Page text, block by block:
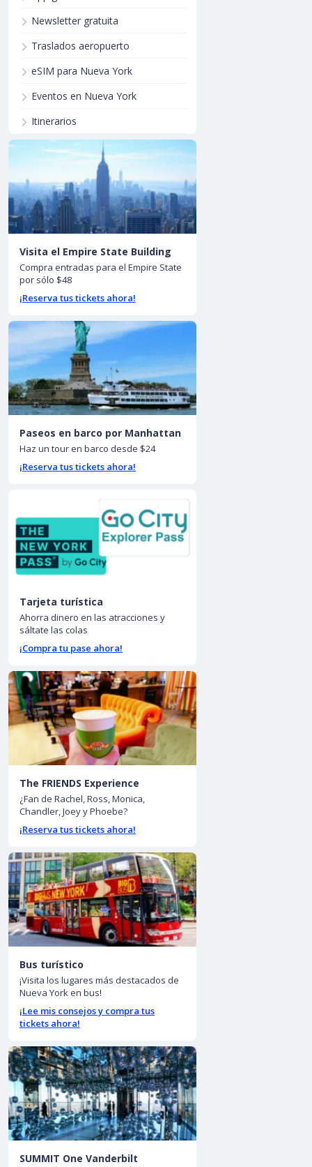
Newsletter gratuita
Traslados aeropuerto
eSIM para Nueva York
Eventos en Nueva York
Itinerarios
Visita el Empire State Building
Compra entradas para el Empire State
por sólo $48
¡Reserva tus tickets ahora!
Paseos en barco por Manhattan
Haz un tour en barco desde $24
¡Reserva tus tickets ahora!
Tarjeta turística
Ahorra dinero en las atracciones y
sáltate las colas
¡Compra tu pase ahora!
The FRIENDS Experience
¿Fan de Rachel, Ross, Monica,
Chandler, Joey y Phoebe?
¡Reserva tus tickets ahora!
Bus turístico
¡Visita los lugares más destacados de
Nueva York en bus!
¡Lee mis consejos y compra tus
tickets ahora!
SUMMIT One Vanderbilt